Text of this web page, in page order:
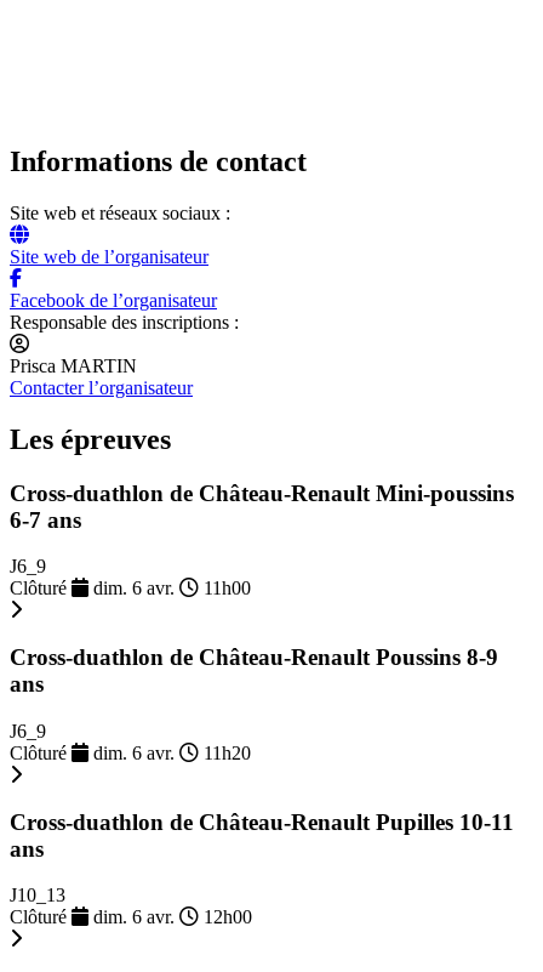
Informations de contact
Site web et réseaux sociaux :
Site web de l’organisateur
Facebook de l’organisateur
Responsable des inscriptions :
Prisca MARTIN
Contacter l’organisateur
Les épreuves
Cross-duathlon de Château-Renault Mini-poussins
6-7 ans
J6_9
Clôturé
dim. 6 avr. 11h00
Cross-duathlon de Château-Renault Poussins 8-9
ans
J6_9
Clôturé
dim. 6 avr. 11h20
Cross-duathlon de Château-Renault Pupilles 10-11
ans
J10_13
Clôturé
dim. 6 avr. 12h00